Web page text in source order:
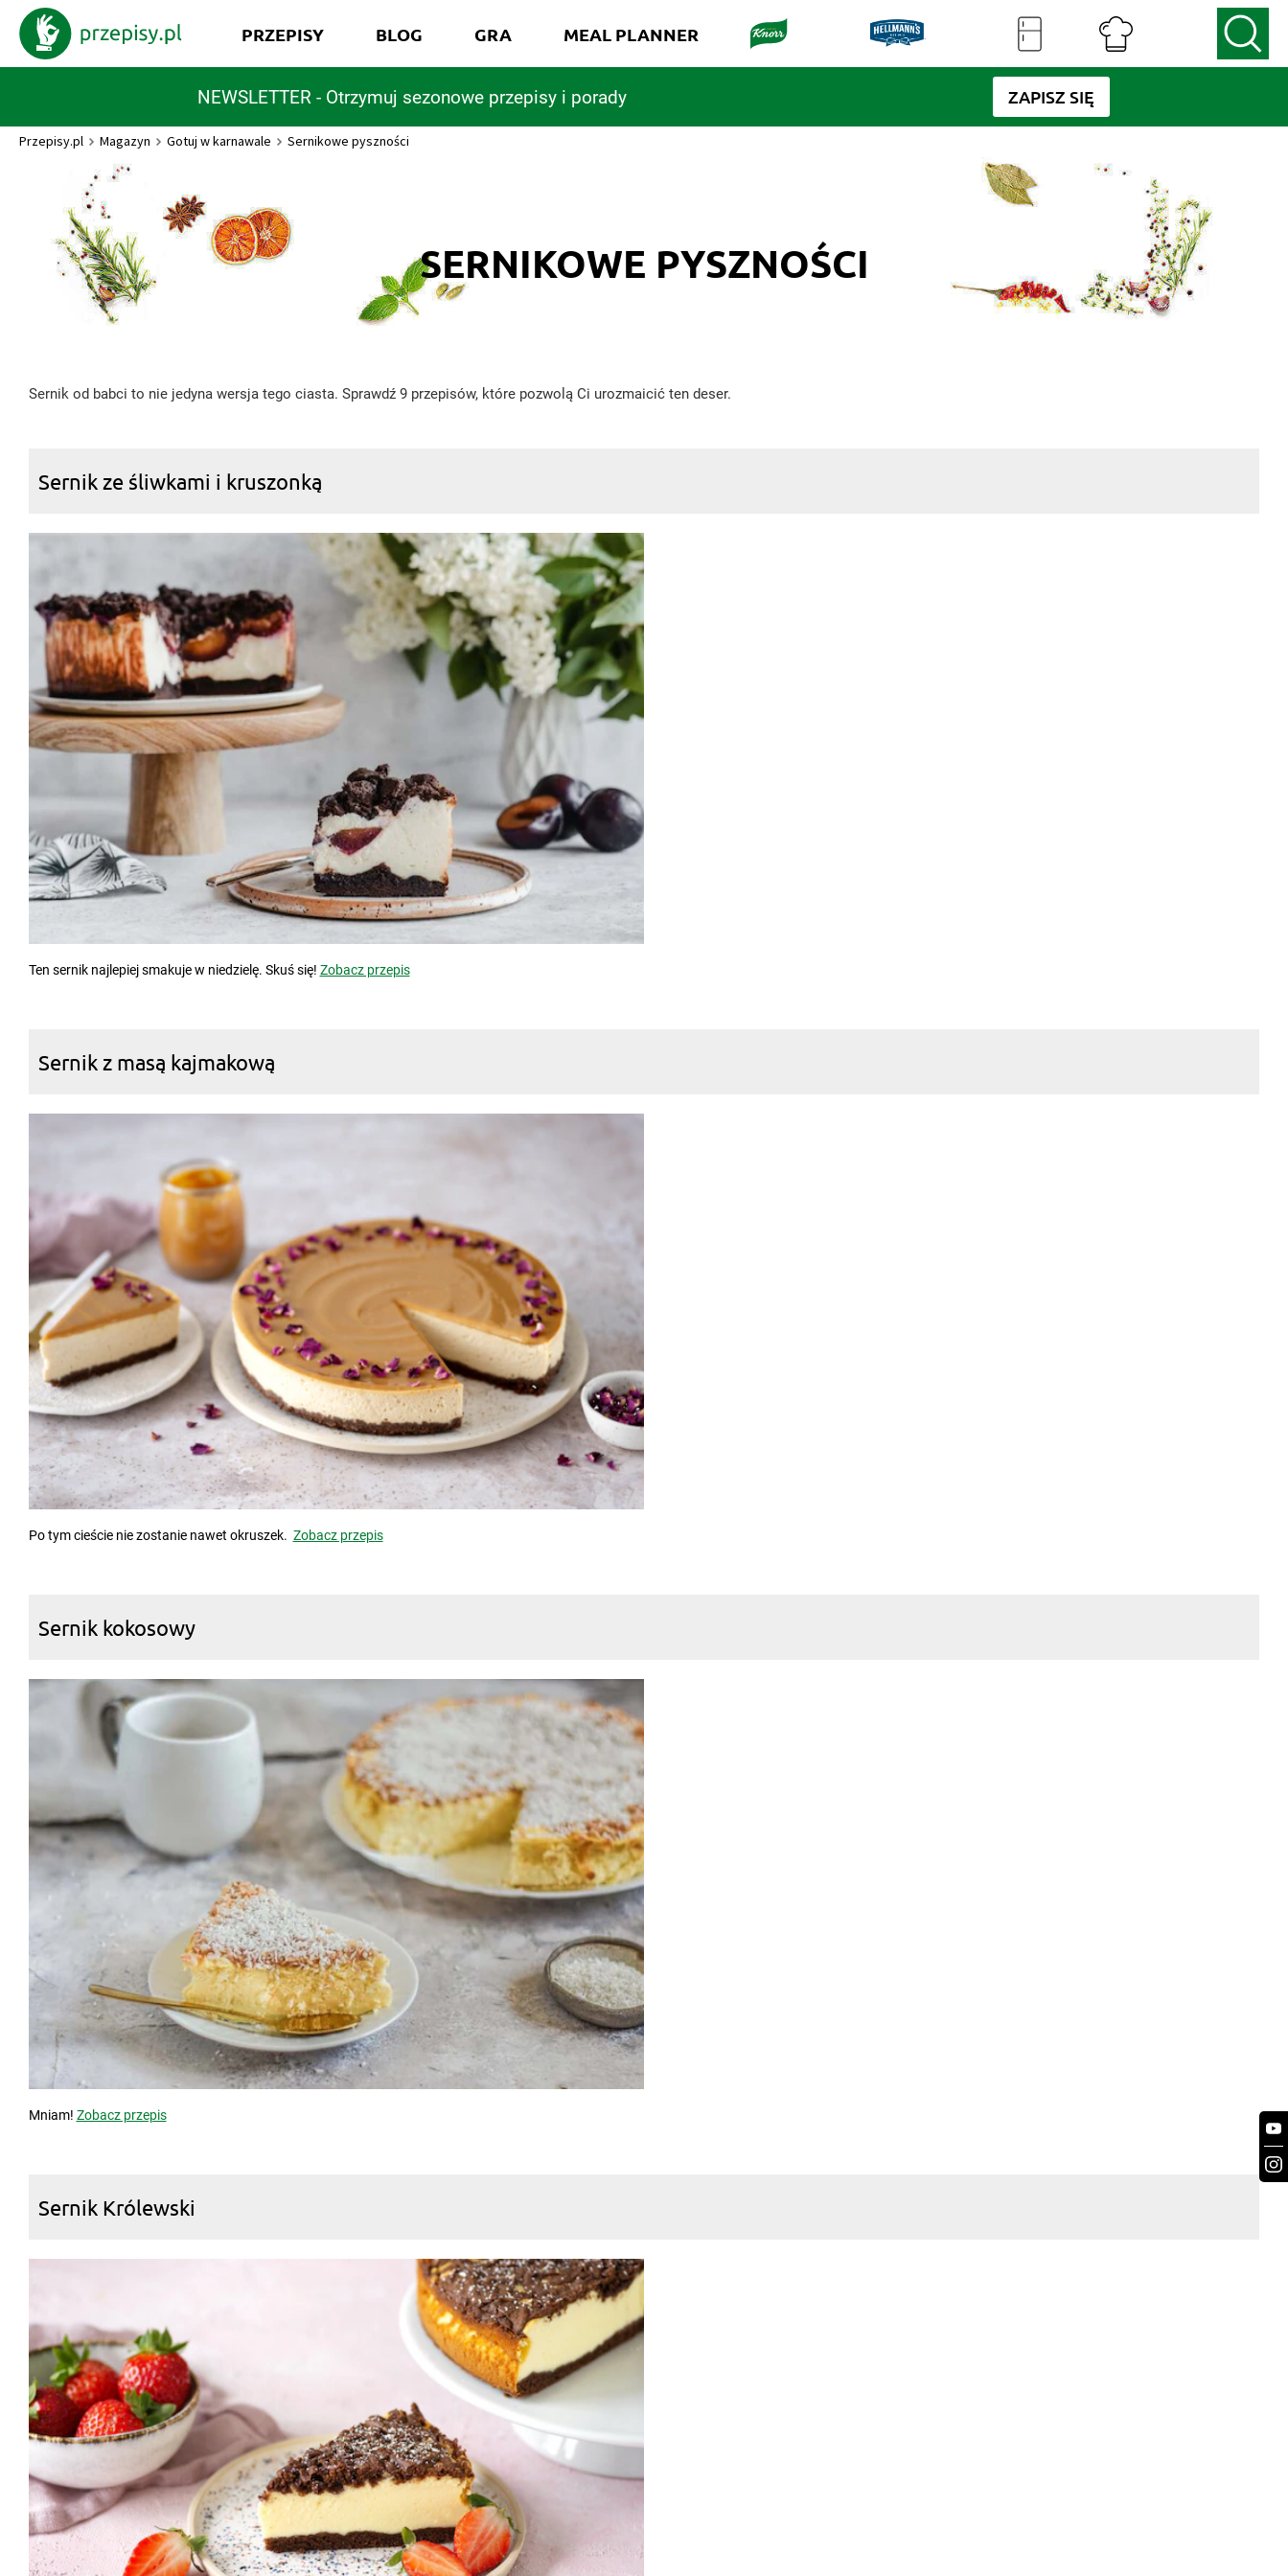
NEWSLETTER - Otrzymuj sezonowe przepisy i porady ZAPISZ SIĘ
PRZEPISY BLOG GRA MEAL PLANNER
Przepisy.pl Magazyn Gotuj w karnawale Sernikowe pyszności
SERNIKOWE PYSZNOŚCI
Sernik od babci to nie jedyna wersja tego ciasta. Sprawdź 9 przepisów, które pozwolą Ci urozmaicić ten deser.
Sernik ze śliwkami i kruszonką
Ten sernik najlepiej smakuje w niedzielę. Skuś się! Zobacz przepis
Sernik z masą kajmakową
Po tym cieście nie zostanie nawet okruszek. Zobacz przepis
Sernik kokosowy
Mniam! Zobacz przepis
Sernik Królewski